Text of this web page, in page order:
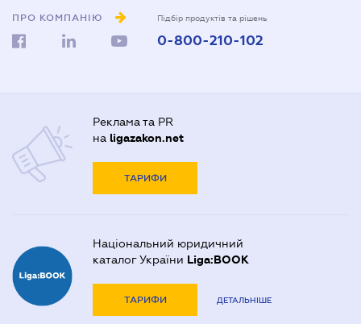
ПРО КОМПАНІЮ Підбір продуктів та рішень
0-800-210-102
Реклама та PR
на ligazakon.net
ТАРИФИ
Національний юридичний
каталог України Liga:BOOK
ТАРИФИ ДЕТАЛЬНІШЕ